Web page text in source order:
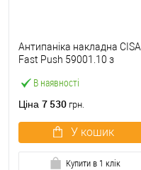
В наявності
Антипаніка накладна CISA
Fast Push 59001.10 з
червона
Ціна 7 530 грн.
У кошик
Купити в 1 клік